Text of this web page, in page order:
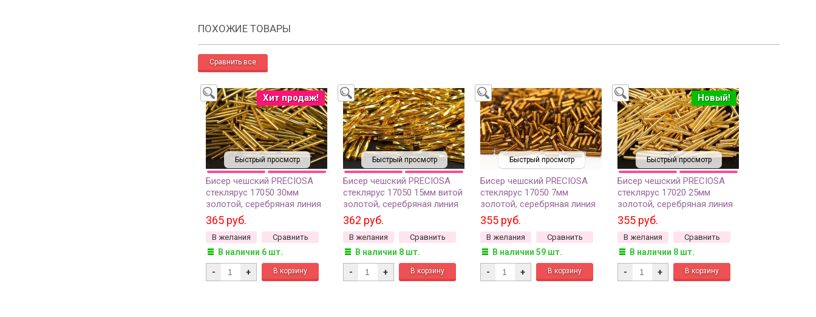
ПОХОЖИЕ ТОВАРЫ
Быстрый просмотр
Хит продаж!
Бисер чешский PRECIOSA
стеклярус 17050 30мм
золотой, серебряная линия
внутри, 50г
365 руб.
В желания Сравнить
В наличии 6 шт.
- +
Быстрый просмотр
Бисер чешский PRECIOSA
стеклярус 17050 15мм витой
золотой, серебряная линия
внутри, 50г
362 руб.
В желания Сравнить
В наличии 8 шт.
- +
Быстрый просмотр
Бисер чешский PRECIOSA
стеклярус 17050 7мм
золотой, серебряная линия
внутри, 50г
355 руб.
В желания Сравнить
В наличии 59 шт.
- +
Быстрый просмотр
Новый!
Бисер чешский PRECIOSA
стеклярус 17020 25мм
золотой, серебряная линия
внутри, 50г
355 руб.
В желания Сравнить
В наличии 8 шт.
- +